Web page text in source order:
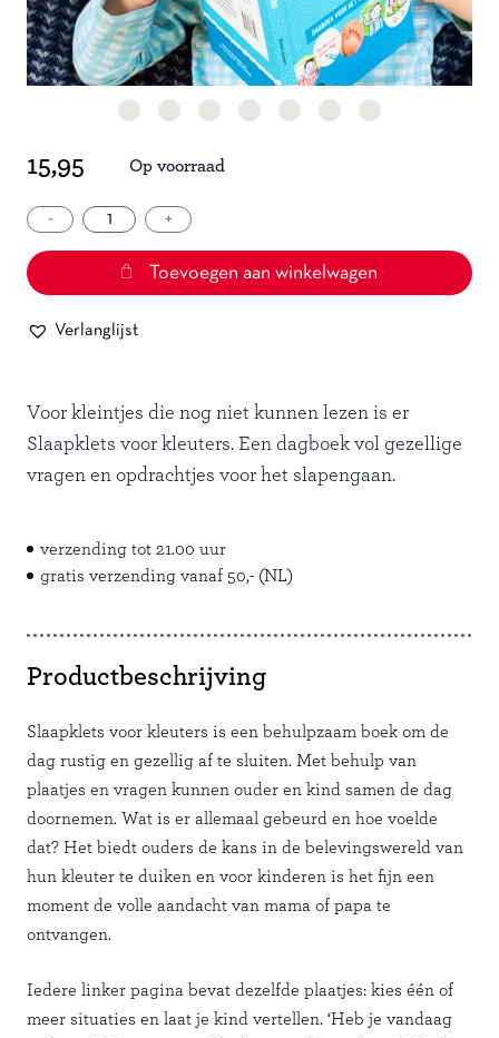
15,95 Op voorraad
-
Slaapklets
kleuters
deel
1
+
Toevoegen aan winkelwagen
Verlanglijst
Voor kleintjes die nog niet kunnen lezen is er
Slaapklets voor kleuters. Een dagboek vol gezellige
vragen en opdrachtjes voor het slapengaan.
verzending tot 21.00 uur
gratis verzending vanaf 50,- (NL)
Productbeschrijving
Slaapklets voor kleuters is een behulpzaam boek om de
dag rustig en gezellig af te sluiten. Met behulp van
plaatjes en vragen kunnen ouder en kind samen de dag
doornemen. Wat is er allemaal gebeurd en hoe voelde
dat? Het biedt ouders de kans in de belevingswereld van
hun kleuter te duiken en voor kinderen is het fijn een
moment de volle aandacht van mama of papa te
ontvangen.
Iedere linker pagina bevat dezelfde plaatjes: kies één of
meer situaties en laat je kind vertellen. ‘Heb je vandaag